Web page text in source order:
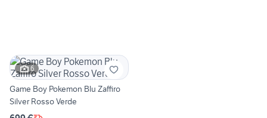
6
Game Boy Pokemon Blu Zaffiro
Silver Rosso Verde